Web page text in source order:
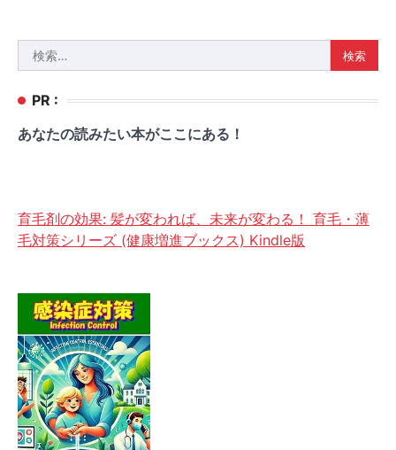
索:
PR :
あなたの読みたい本がここにある！
育毛剤の効果: 髪が変われば、未来が変わる！ 育毛・薄
毛対策シリーズ (健康増進ブックス) Kindle版